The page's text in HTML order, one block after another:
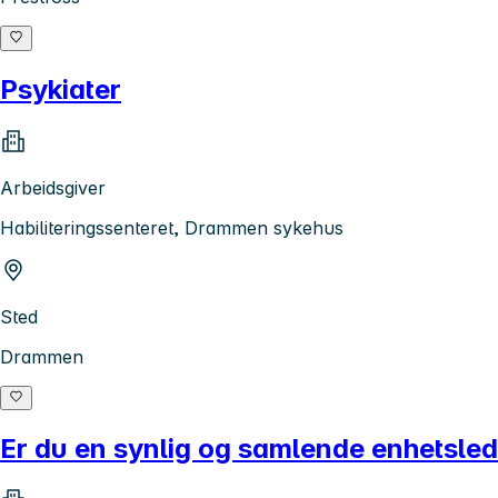
Psykiater
Arbeidsgiver
Habiliteringssenteret, Drammen sykehus
Sted
Drammen
Er du en synlig og samlende